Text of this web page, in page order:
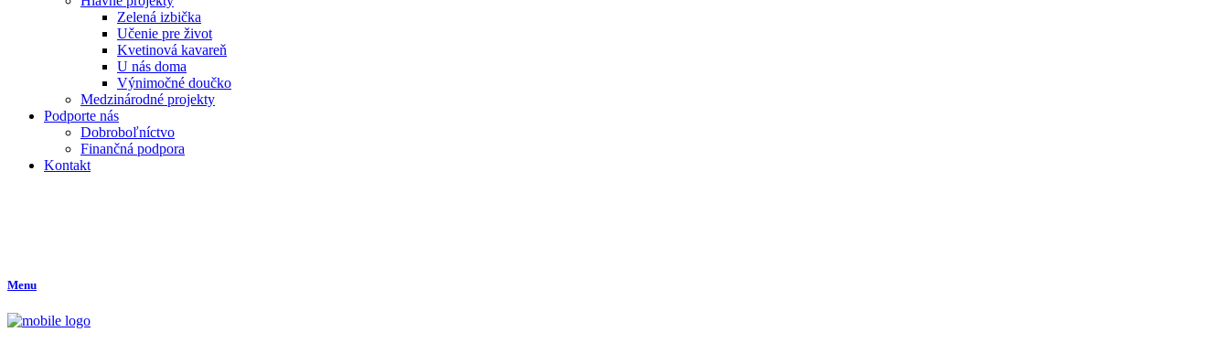
Zelená izbička
Učenie pre život
Kvetinová kavareň
U nás doma
Výnimočné doučko
Medzinárodné projekty
Podporte nás
Dobroboľníctvo
Finančná podpora
Kontakt
Menu